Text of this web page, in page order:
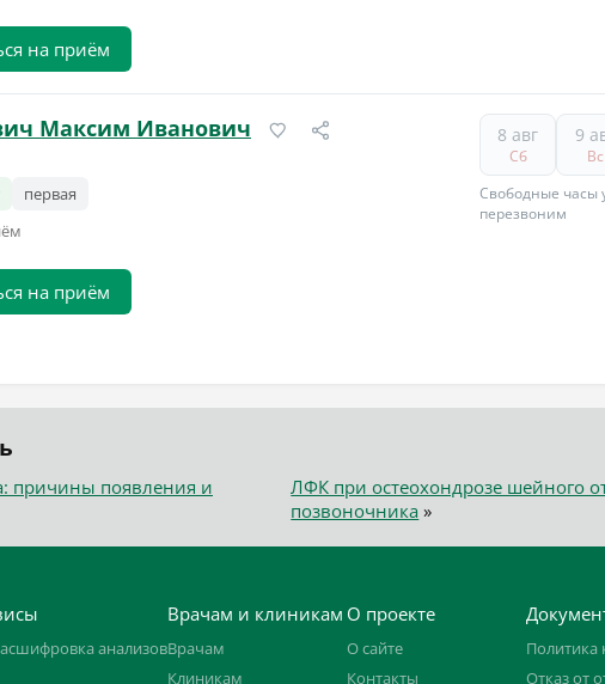
на приём
Максим Иванович
первая
на приём
8 авг
Сб
9
Вс
Свободные часы
перезвоним
причины появления и
ЛФК при остеохондрозе шейного
позвоночника »
анализов
Врачам и клиникам
Врачам
Клиникам
О проекте
О сайте
Контакты
Политика
Отказ от